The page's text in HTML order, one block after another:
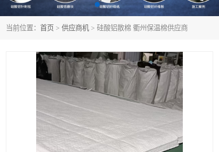
当前位置： 首页 > 供应商机 > 硅酸铝散棉 衢州保温棉供应商
含锆毯 硅酸铝折叠块
硅酸铝散棉 硅酸铝纤维毯
硅酸铝垫片 陶瓷纤维纸
硅酸铝纤维毡 硅酸铝模块
硅酸铝保温棉 硅酸铝板